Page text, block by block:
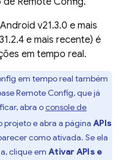
Android v21.3.0 e mais
e mais recente) é
em tempo real.
em tempo real também
Remote Config, que já
abra oconsole de
projeto e abra a página APIs
como ativada. Se ela
clique em Ativar APIs e